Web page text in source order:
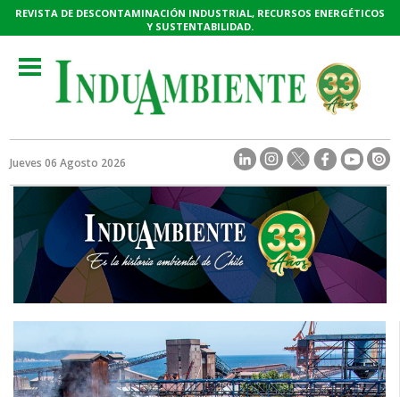
REVISTA DE DESCONTAMINACIÓN INDUSTRIAL, RECURSOS ENERGÉTICOS
Y SUSTENTABILIDAD.
Toggle
navigation
Jueves 06 Agosto 2026